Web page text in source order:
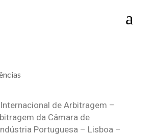
de Arbitragem –
da Câmara de
Portuguesa – Lisboa –